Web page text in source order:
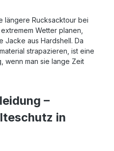
längere Rucksacktour bei
Wetter planen,
Jacke aus Hardshell. Da
strapazieren, ist eine
wenn man sie lange Zeit
–
in